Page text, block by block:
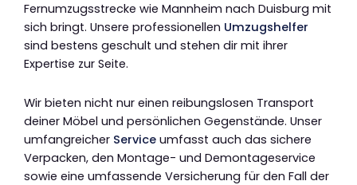
Fernumzugsstrecke wie Mannheim nach Duisburg mit
sich bringt. Unsere professionellen Umzugshelfer
sind bestens geschult und stehen dir mit ihrer
Expertise zur Seite.
Wir bieten nicht nur einen reibungslosen Transport
deiner Möbel und persönlichen Gegenstände. Unser
umfangreicher Service umfasst auch das sichere
Verpacken, den Montage- und Demontageservice
sowie eine umfassende Versicherung für den Fall der